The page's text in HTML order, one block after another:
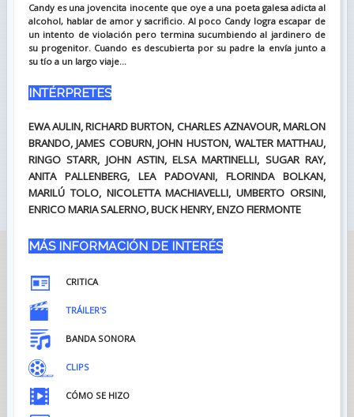
Candy es una jovencita inocente que oye a una poeta galesa adicta al
alcohol, hablar de amor y sacrificio. Al poco Candy logra escapar de
un intento de violación pero termina sucumbiendo al jardinero de
su progenitor. Cuando es descubierta por su padre la envía junto a
su tío a un largo viaje...
INTÉRPRETES
EWA AULIN, RICHARD BURTON, CHARLES AZNAVOUR, MARLON
BRANDO, JAMES COBURN, JOHN HUSTON, WALTER MATTHAU,
RINGO STARR, JOHN ASTIN, ELSA MARTINELLI, SUGAR RAY,
ANITA PALLENBERG, LEA PADOVANI, FLORINDA BOLKAN,
MARILÚ TOLO, NICOLETTA MACHIAVELLI, UMBERTO ORSINI,
ENRICO MARIA SALERNO, BUCK HENRY, ENZO FIERMONTE
MÁS INFORMACIÓN DE INTERÉS
CRITICA
TRÁILER'S
BANDA SONORA
CLIPS
CÓMO SE HIZO